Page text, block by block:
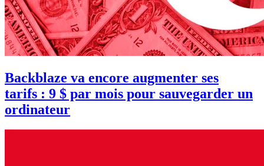
Backblaze va encore augmenter ses
tarifs : 9 $ par mois pour sauvegarder un
ordinateur